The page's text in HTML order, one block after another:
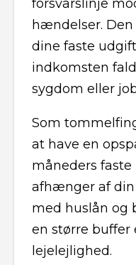
forsvarslinje
hændelser.
dine faste
indkomsten
sygdom eller
Som
at have en
måneders
afhænger af din
med huslån og
en større buffer
lejelejlighed.